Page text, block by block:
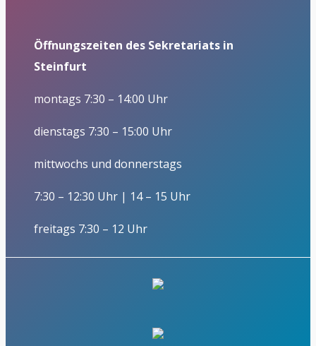
Öffnungszeiten des Sekretariats in
Steinfurt
montags 7:30 – 14:00 Uhr
dienstags 7:30 – 15:00 Uhr
mittwochs und donnerstags
7:30 – 12:30 Uhr | 14 – 15 Uhr
freitags 7:30 – 12 Uhr